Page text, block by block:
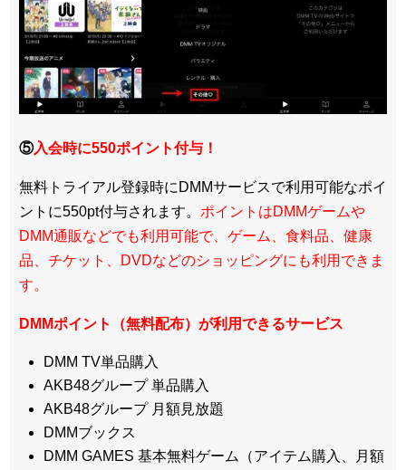
⑤入会時に550ポイント付与！
無料トライアル登録時にDMMサービスで利用可能なポイ
ントに550pt付与されます。 ポイントはDMMゲームや
DMM通販などでも利用可能で、ゲーム、食料品、健康
品、チケット、DVDなどのショッピングにも利用できま
す。
DMMポイント（無料配布）が利用できるサービス
DMM TV単品購入
AKB48グループ 単品購入
AKB48グループ 月額見放題
DMMブックス
DMM GAMES 基本無料ゲーム（アイテム購入、月額